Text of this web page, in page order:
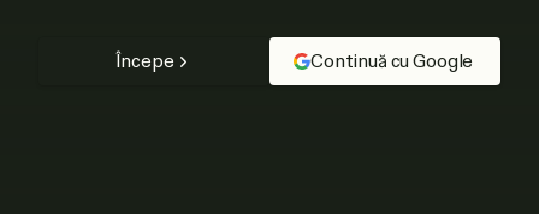
Începe Continuă cu Google